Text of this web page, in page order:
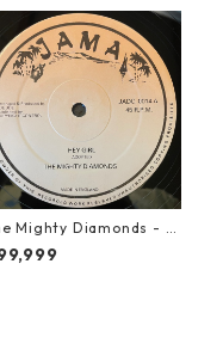
Mighty Diamonds - H
Girl【12-50053】